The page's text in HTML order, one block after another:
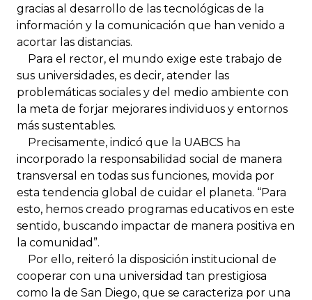
gracias al desarrollo de las tecnológicas de la
información y la comunicación que han venido a
acortar las distancias.
Para el rector, el mundo exige este trabajo de
sus universidades, es decir, atender las
problemáticas sociales y del medio ambiente con
la meta de forjar mejorares individuos y entornos
más sustentables.
Precisamente, indicó que la UABCS ha
incorporado la responsabilidad social de manera
transversal en todas sus funciones, movida por
esta tendencia global de cuidar el planeta. “Para
esto, hemos creado programas educativos en este
sentido, buscando impactar de manera positiva en
la comunidad”.
Por ello, reiteró la disposición institucional de
cooperar con una universidad tan prestigiosa
como la de San Diego, que se caracteriza por una